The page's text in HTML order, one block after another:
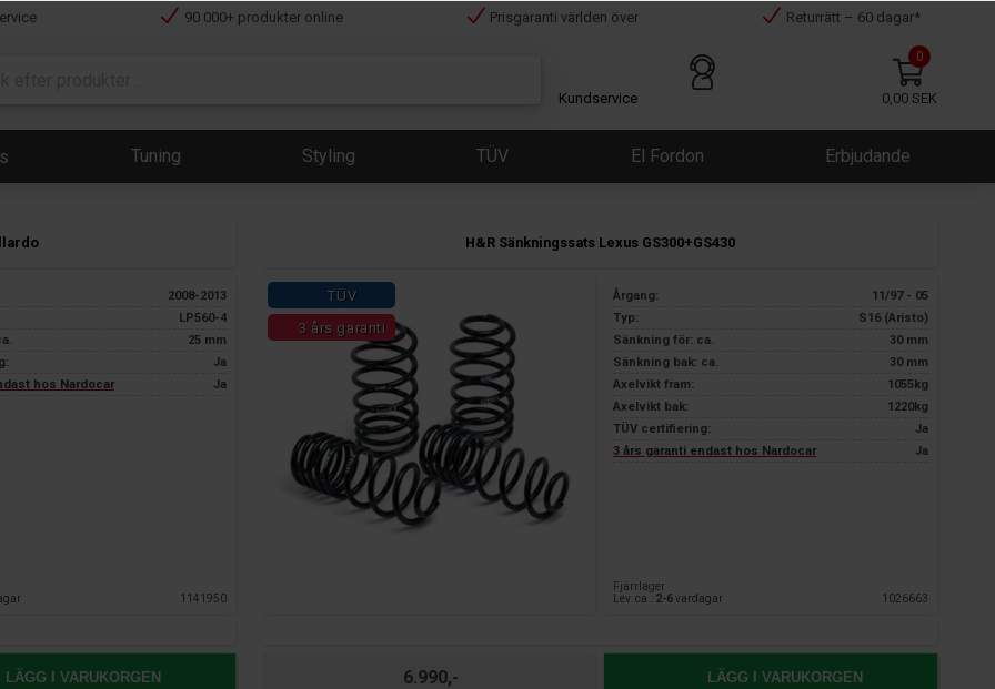
90 000+ produkter online Prisgaranti världen över Returrätt – 60 dagar*
Kundservice
0
0,00 SEK
Tuning Styling TÜV El Fordon Erbjudande
2008-2013
LP560-4
25 mm
Ja
hos Nardocar
Ja
1141950
LÄGG I VARUKORGEN
H&R Sänkningssats Lexus GS300+GS430
TÜV
3 års garanti
Årgang:
11/97 - 05
Typ:
S16 (Aristo)
Sänkning för: ca.
30 mm
Sänkning bak: ca.
30 mm
Axelvikt fram:
1055kg
Axelvikt bak:
1220kg
TÜV certifiering:
Ja
3 års garanti endast hos Nardocar
Ja
Fjärrlager
Lev. ca.: 2-6vardagar 1026663
6.990,- LÄGG I VARUKORGEN